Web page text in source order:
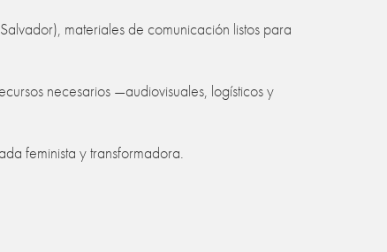
materiales de comunicación listos para
necesarios —audiovisuales, logísticos y
feminista y transformadora.